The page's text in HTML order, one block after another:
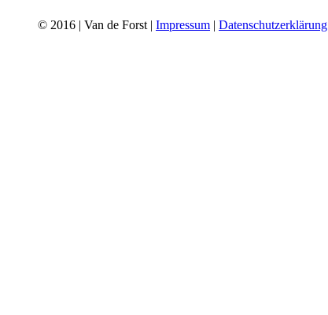
© 2016 | Van de Forst | Impressum | Datenschutzerklärung